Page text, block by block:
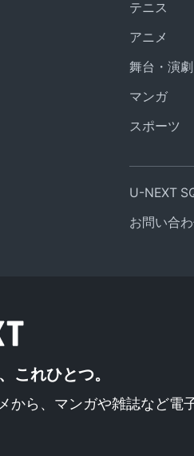
テニス
アニメ
舞台・演劇
マンガ
スポーツ
U-NEXT
お問い合
これひとつ。
から、 マンガや雑誌など電